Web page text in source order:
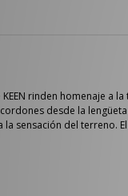
KEEN rinden homenaje
desde la
sensación del terreno.